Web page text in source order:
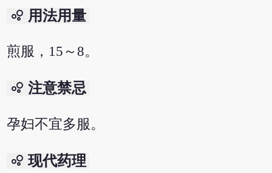
bubble_chart 用法用量
煎服，15～8。
bubble_chart 注意禁忌
孕妇不宜多服。
bubble_chart 现代药理